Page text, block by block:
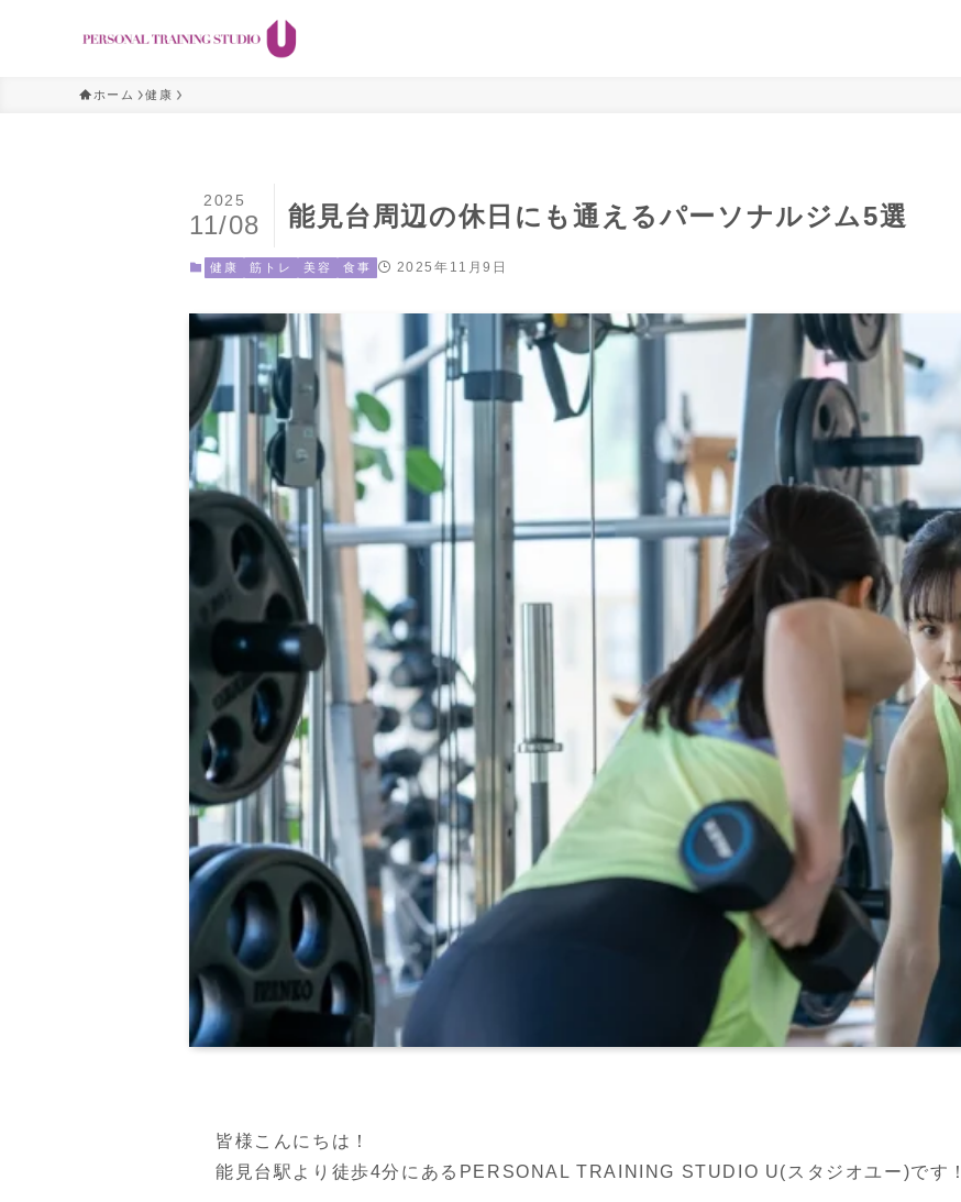
ホーム 健康
能見台周辺の休日にも通えるパーソナルジム5選
2025
11/08
健康 筋トレ 美容 食事 2025年11月9日
皆様こんにちは！
能見台駅より徒歩4分にあるPERSONAL TRAINING STUDIO U(スタジオユー)です！